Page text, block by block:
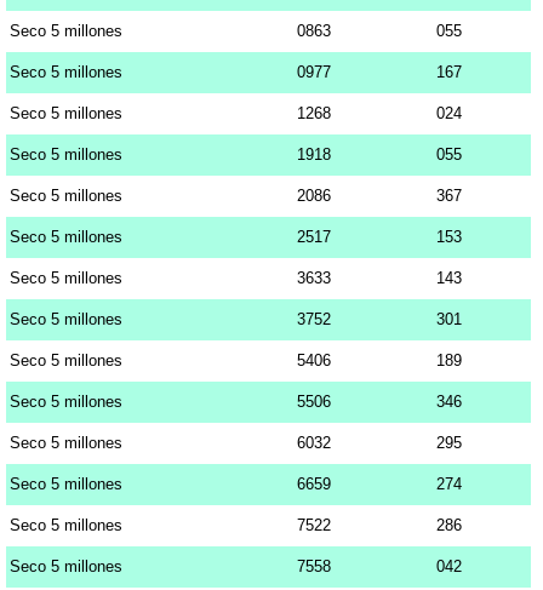
Seco 5 millones 0863 055
Seco 5 millones 0977 167
Seco 5 millones 1268 024
Seco 5 millones 1918 055
Seco 5 millones 2086 367
Seco 5 millones 2517 153
Seco 5 millones 3633 143
Seco 5 millones 3752 301
Seco 5 millones 5406 189
Seco 5 millones 5506 346
Seco 5 millones 6032 295
Seco 5 millones 6659 274
Seco 5 millones 7522 286
Seco 5 millones 7558 042